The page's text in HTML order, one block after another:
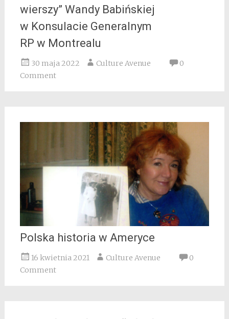
wierszy” Wandy Babińskiej
w Konsulacie Generalnym
RP w Montrealu
30 maja 2022 Culture Avenue
0
Comment
Polska historia w Ameryce
16 kwietnia 2021 Culture Avenue
0
Comment